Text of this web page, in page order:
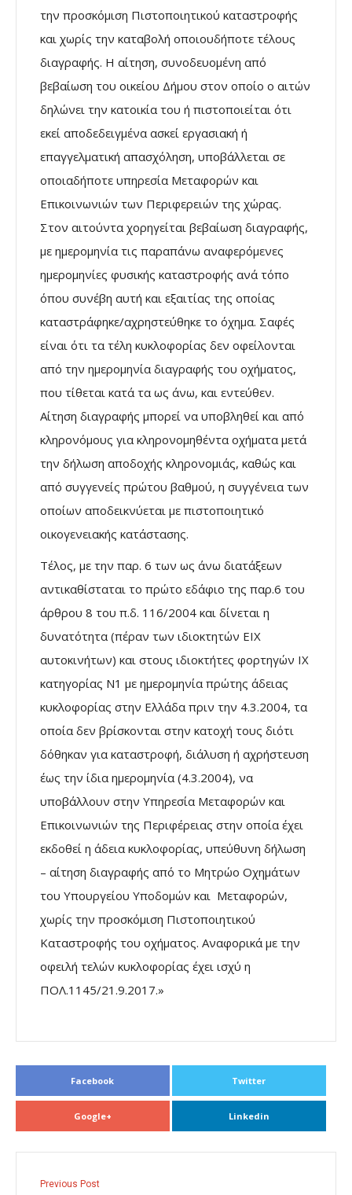
την προσκόμιση Πιστοποιητικού καταστροφής
και χωρίς την καταβολή οποιουδήποτε τέλους
διαγραφής. Η αίτηση, συνοδευομένη από
βεβαίωση του οικείου Δήμου στον οποίο ο αιτών
δηλώνει την κατοικία του ή πιστοποιείται ότι
εκεί αποδεδειγμένα ασκεί εργασιακή ή
επαγγελματική απασχόληση, υποβάλλεται σε
οποιαδήποτε υπηρεσία Μεταφορών και
Επικοινωνιών των Περιφερειών της χώρας.
Στον αιτούντα χορηγείται βεβαίωση διαγραφής,
με ημερομηνία τις παραπάνω αναφερόμενες
ημερομηνίες φυσικής καταστροφής ανά τόπο
όπου συνέβη αυτή και εξαιτίας της οποίας
καταστράφηκε/αχρηστεύθηκε το όχημα. Σαφές
είναι ότι τα τέλη κυκλοφορίας δεν οφείλονται
από την ημερομηνία διαγραφής του οχήματος,
που τίθεται κατά τα ως άνω, και εντεύθεν.
Αίτηση διαγραφής μπορεί να υποβληθεί και από
κληρονόμους για κληρονομηθέντα οχήματα μετά
την δήλωση αποδοχής κληρονομιάς, καθώς και
από συγγενείς πρώτου βαθμού, η συγγένεια των
οποίων αποδεικνύεται με πιστοποιητικό
οικογενειακής κατάστασης.
Τέλος, με την παρ. 6 των ως άνω διατάξεων
αντικαθίσταται το πρώτο εδάφιο της παρ.6 του
άρθρου 8 του π.δ. 116/2004 και δίνεται η
δυνατότητα (πέραν των ιδιοκτητών ΕΙΧ
αυτοκινήτων) και στους ιδιοκτήτες φορτηγών ΙΧ
κατηγορίας Ν1 με ημερομηνία πρώτης άδειας
κυκλοφορίας στην Ελλάδα πριν την 4.3.2004, τα
οποία δεν βρίσκονται στην κατοχή τους διότι
δόθηκαν για καταστροφή, διάλυση ή αχρήστευση
έως την ίδια ημερομηνία (4.3.2004), να
υποβάλλουν στην Υπηρεσία Μεταφορών και
Επικοινωνιών της Περιφέρειας στην οποία έχει
εκδοθεί η άδεια κυκλοφορίας, υπεύθυνη δήλωση
– αίτηση διαγραφής από το Μητρώο Οχημάτων
του Υπουργείου Υποδομών και Μεταφορών,
χωρίς την προσκόμιση Πιστοποιητικού
Καταστροφής του οχήματος. Αναφορικά με την
οφειλή τελών κυκλοφορίας έχει ισχύ η
ΠΟΛ.1145/21.9.2017.»
Facebook Twitter
Google+ Linkedin
Previous Post